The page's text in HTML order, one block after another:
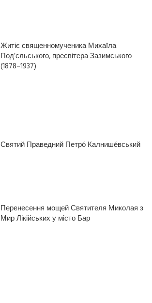
Житіє священномученика Михаїла
Под’єльського, пресвітера Зазимського
(1878–1937)
Святий Праведний Петро́ Калнише́вський
Перенесення мощей Святителя Миколая з
Мир Лікійських у місто Бар